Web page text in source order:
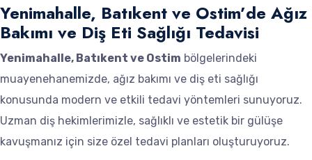
Yenimahalle, Batıkent ve Ostim’de Ağız
Bakımı ve Diş Eti Sağlığı Tedavisi
Yenimahalle, Batıkent ve Ostim bölgelerindeki
muayenehanemizde, ağız bakımı ve diş eti sağlığı
konusunda modern ve etkili tedavi yöntemleri sunuyoruz.
Uzman diş hekimlerimizle, sağlıklı ve estetik bir gülüşe
kavuşmanız için size özel tedavi planları oluşturuyoruz.